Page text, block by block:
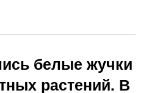
белые жучки
растений. В